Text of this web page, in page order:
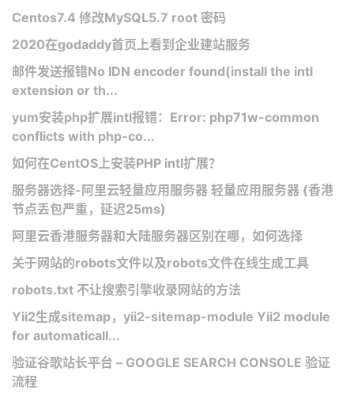
Centos7.4 修改MySQL5.7 root 密码
2020在godaddy首页上看到企业建站服务
邮件发送报错No IDN encoder found(install the intl
extension or th...
yum安装php扩展intl报错：Error: php71w-common
conflicts with php-co...
如何在CentOS上安装PHP intl扩展？
服务器选择-阿里云轻量应用服务器 轻量应用服务器 (香港
节点丢包严重，延迟25ms)
阿里云香港服务器和大陆服务器区别在哪，如何选择
关于网站的robots文件以及robots文件在线生成工具
robots.txt 不让搜索引擎收录网站的方法
Yii2生成sitemap，yii2-sitemap-module Yii2 module
for automaticall...
验证谷歌站长平台 – GOOGLE SEARCH CONSOLE 验证
流程